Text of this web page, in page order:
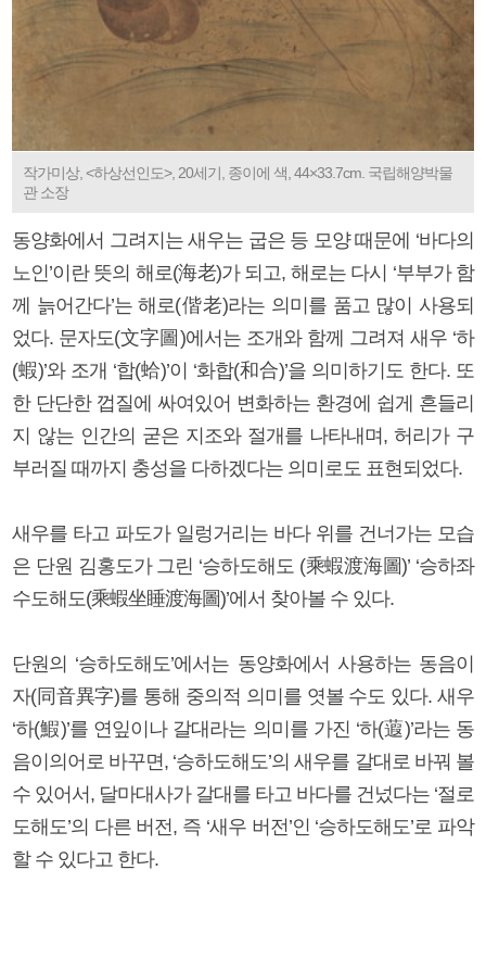
작가미상, <하상선인도>, 20세기, 종이에 색, 44×33.7cm. 국립해양박물
관 소장
동양화에서 그려지는 새우는 굽은 등 모양 때문에 ‘바다의
노인’이란 뜻의 해로(海老)가 되고, 해로는 다시 ‘부부가 함
께 늙어간다’는 해로(偕老)라는 의미를 품고 많이 사용되
었다. 문자도(文字圖)에서는 조개와 함께 그려져 새우 ‘하
(蝦)’와 조개 ‘합(蛤)’이 ‘화합(和合)’을 의미하기도 한다. 또
한 단단한 껍질에 싸여있어 변화하는 환경에 쉽게 흔들리
지 않는 인간의 굳은 지조와 절개를 나타내며, 허리가 구
부러질 때까지 충성을 다하겠다는 의미로도 표현되었다.
새우를 타고 파도가 일렁거리는 바다 위를 건너가는 모습
은 단원 김홍도가 그린 ‘승하도해도 (乘蝦渡海圖)’ ‘승하좌
수도해도(乘蝦坐睡渡海圖)’에서 찾아볼 수 있다.
단원의 ‘승하도해도’에서는 동양화에서 사용하는 동음이
자(同音異字)를 통해 중의적 의미를 엿볼 수도 있다. 새우
‘하(鰕)’를 연잎이나 갈대라는 의미를 가진 ‘하(蕸)’라는 동
음이의어로 바꾸면, ‘승하도해도’의 새우를 갈대로 바꿔 볼
수 있어서, 달마대사가 갈대를 타고 바다를 건넜다는 ‘절로
도해도’의 다른 버전, 즉 ‘새우 버전’인 ‘승하도해도’로 파악
할 수 있다고 한다.